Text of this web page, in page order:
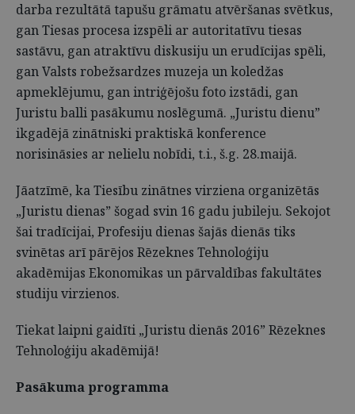
darba rezultātā tapušu grāmatu atvēršanas svētkus,
gan Tiesas procesa izspēli ar autoritatīvu tiesas
sastāvu, gan atraktīvu diskusiju un erudīcijas spēli,
gan Valsts robežsardzes muzeja un koledžas
apmeklējumu, gan intriģējošu foto izstādi, gan
Juristu balli pasākumu noslēgumā. „Juristu dienu”
ikgadējā zinātniski praktiskā konference
norisināsies ar nelielu nobīdi, t.i., š.g. 28.maijā.
Jāatzīmē, ka Tiesību zinātnes virziena organizētās
„Juristu dienas” šogad svin 16 gadu jubileju. Sekojot
šai tradīcijai, Profesiju dienas šajās dienās tiks
svinētas arī pārējos Rēzeknes Tehnoloģiju
akadēmijas Ekonomikas un pārvaldības fakultātes
studiju virzienos.
Tiekat laipni gaidīti „Juristu dienās 2016” Rēzeknes
Tehnoloģiju akadēmijā!
Pasākuma programma